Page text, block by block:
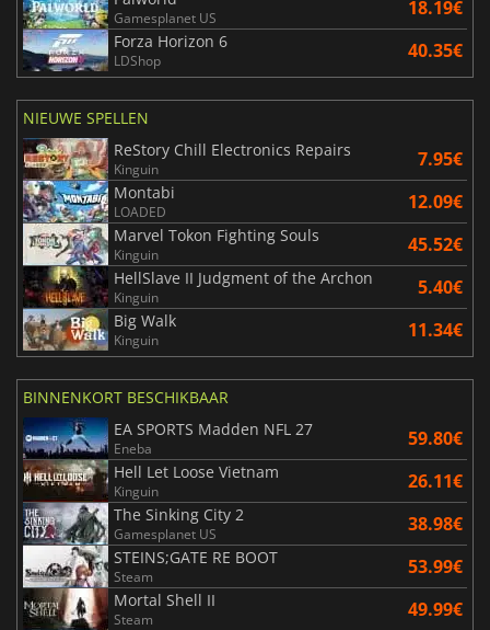
Gamesplanet US 18.19€
Forza Horizon 6
LDShop 40.35€
NIEUWE SPELLEN
ReStory Chill Electronics Repairs
Kinguin 7.95€
Montabi
LOADED 12.09€
Marvel Tokon Fighting Souls
Kinguin 45.52€
HellSlave II Judgment of the Archon
Kinguin 5.40€
Big Walk
Kinguin 11.34€
BINNENKORT BESCHIKBAAR
EA SPORTS Madden NFL 27
Eneba 59.80€
Hell Let Loose Vietnam
Kinguin 26.11€
The Sinking City 2
Gamesplanet US 38.98€
STEINS;GATE RE BOOT
Steam 53.99€
Mortal Shell II
Steam 49.99€